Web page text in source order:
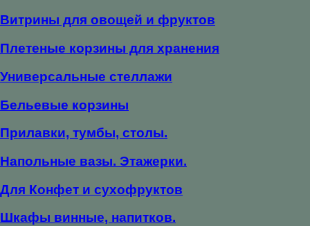
Витрины для овощей и фруктов
Плетеные корзины для хранения
Универсальные стеллажи
Бельевые корзины
Прилавки, тумбы, столы.
Напольные вазы. Этажерки.
Для Конфет и сухофруктов
Шкафы винные, напитков.